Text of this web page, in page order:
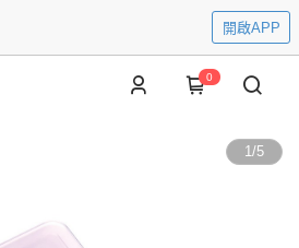
開啟APP
0
1/5